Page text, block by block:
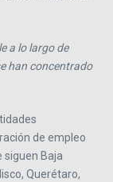
a lo largo de
han concentrado
de empleo
siguen Baja
Querétaro,